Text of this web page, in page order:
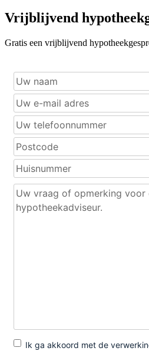
Vrijblijvend
Gratis een vrijblijvend